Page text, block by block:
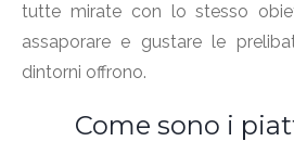
tutte mirate con lo stesso
assaporare e gustare le
dintorni offrono.
Come sono i